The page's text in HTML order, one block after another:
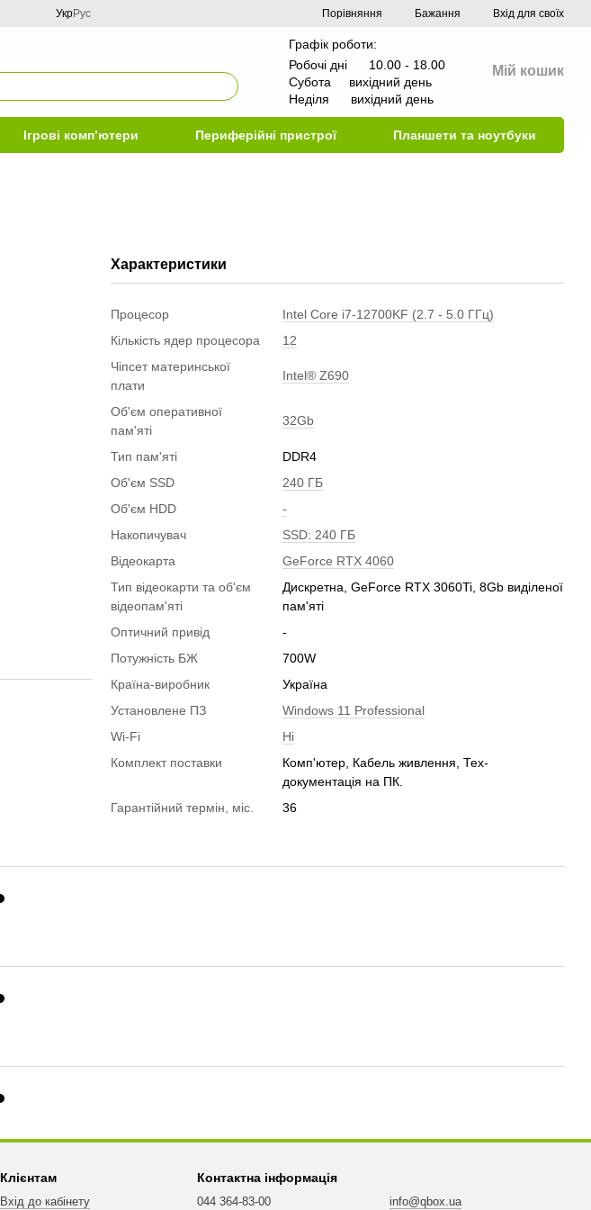
УкрРус Порівняння Бажання Вхід для своїх
Графік роботи:
Робочі дні 10.00 - 18.00
Субота вихідний день
Неділя вихідний день
Мій кошик
Ігрові комп’ютери Периферійні пристрої Планшети та ноутбуки
Характеристики
Процесор
Intel Core i7-12700KF (2.7 - 5.0 ГГц)
Кількість ядер процесора
12
Чіпсет материнської
плати
Intel® Z690
Об'єм оперативної
пам'яті
32Gb
Тип пам'яті
DDR4
Об'єм SSD
240 ГБ
Об'єм HDD
-
Накопичувач
SSD: 240 ГБ
Відеокарта
GeForce RTX 4060
Тип відеокарти та об'єм
відеопам'яті
Дискретна, GeForce RTX 3060Ti, 8Gb виділеної
пам'яті
Оптичний привід
-
Потужність БЖ
700W
Країна-виробник
Україна
Установлене ПЗ
Windows 11 Professional
Wi-Fi
Ні
Комплект поставки
Комп'ютер, Кабель живлення, Тех-
документація на ПК.
Гарантійний термін, міс.
36
Клієнтам
Вхід до кабінету
Контактна інформація
044 364-83-00 info@qbox.ua